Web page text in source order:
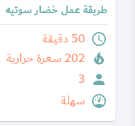
طريقة عمل خضار سوتيه
50 دقيقة
202 سعرة حرارية
3
سهلة